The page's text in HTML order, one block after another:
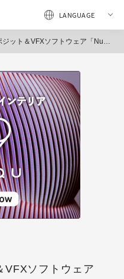
＆VFXソフトウェア「Nuke教科書」発売！
VFXソフトウェア